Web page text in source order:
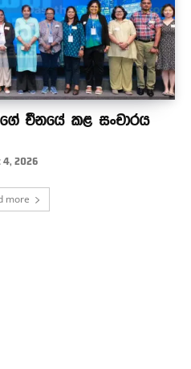
චීනයේ කළ සංචාරය
4, 2026
more